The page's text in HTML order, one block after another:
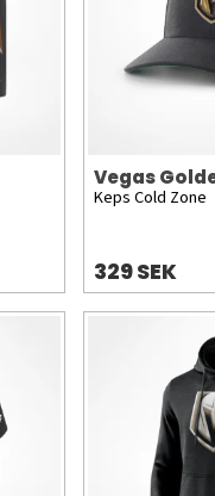
Vegas
Keps Cold Zone
329 SEK